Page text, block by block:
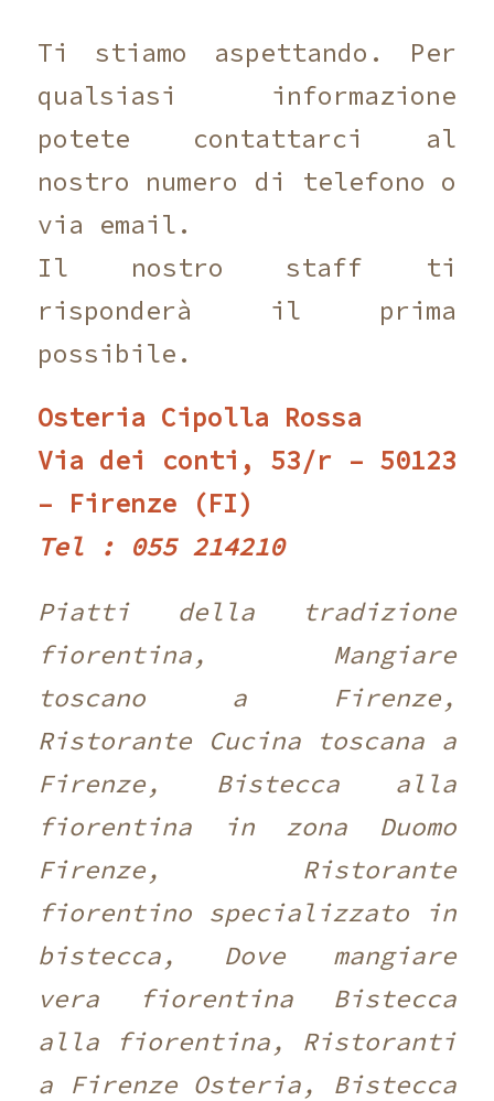
Ti stiamo aspettando. Per
qualsiasi informazione
potete contattarci al
nostro numero di telefono o
via email.
Il nostro staff ti
risponderà il prima
possibile.
Osteria Cipolla Rossa
Via dei conti, 53/r – 50123
– Firenze (FI)
Tel : 055 214210 ‎
Piatti della tradizione
fiorentina, Mangiare
toscano a Firenze,
Ristorante Cucina toscana a
Firenze, Bistecca alla
fiorentina in zona Duomo
Firenze, Ristorante
fiorentino specializzato in
bistecca, Dove mangiare
vera fiorentina Bistecca
alla fiorentina, Ristoranti
a Firenze Osteria, Bistecca